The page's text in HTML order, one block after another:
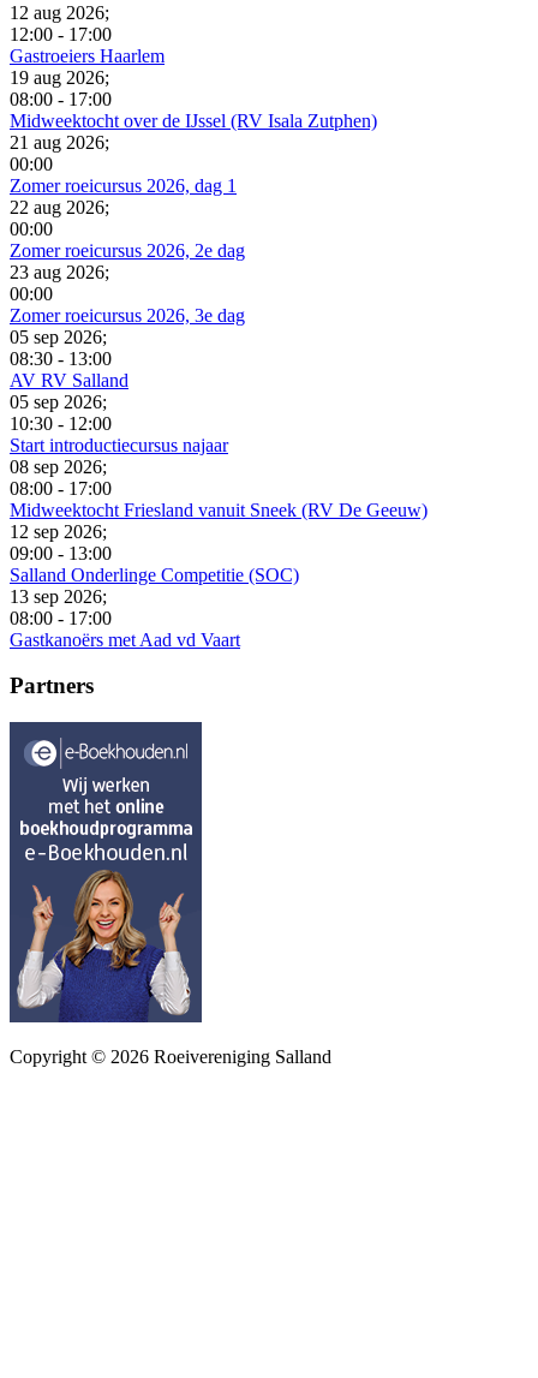
12 aug 2026;
12:00 - 17:00
Gastroeiers Haarlem
19 aug 2026;
08:00 - 17:00
Midweektocht over de IJssel (RV Isala Zutphen)
21 aug 2026;
00:00
Zomer roeicursus 2026, dag 1
22 aug 2026;
00:00
Zomer roeicursus 2026, 2e dag
23 aug 2026;
00:00
Zomer roeicursus 2026, 3e dag
05 sep 2026;
08:30 - 13:00
AV RV Salland
05 sep 2026;
10:30 - 12:00
Start introductiecursus najaar
08 sep 2026;
08:00 - 17:00
Midweektocht Friesland vanuit Sneek (RV De Geeuw)
12 sep 2026;
09:00 - 13:00
Salland Onderlinge Competitie (SOC)
13 sep 2026;
08:00 - 17:00
Gastkanoërs met Aad vd Vaart
Partners
Copyright © 2026 Roeivereniging Salland